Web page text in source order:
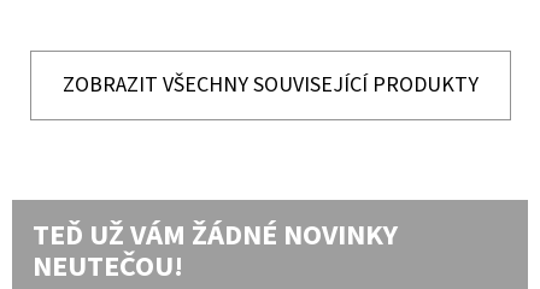
ZOBRAZIT VŠECHNY SOUVISEJÍCÍ PRODUKTY
TEĎ UŽ VÁM ŽÁDNÉ NOVINKY
NEUTEČOU!